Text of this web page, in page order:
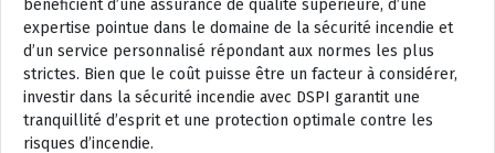
bénéficient d’une assurance de qualité supérieure, d’une
expertise pointue dans le domaine de la sécurité incendie et
d’un service personnalisé répondant aux normes les plus
strictes. Bien que le coût puisse être un facteur à considérer,
investir dans la sécurité incendie avec DSPI garantit une
tranquillité d’esprit et une protection optimale contre les
risques d’incendie.